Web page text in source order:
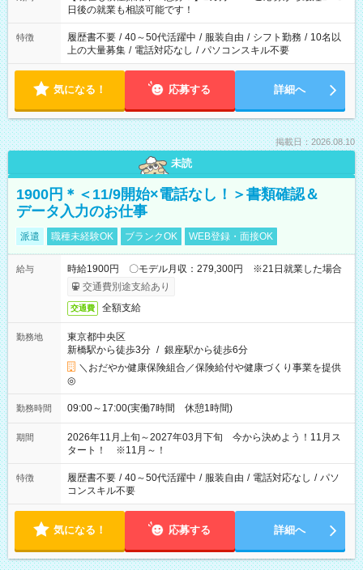
の方へ 今ご覧のお仕事で希望する勤務時間と、もう1つのお仕事
の勤務時間。 合計で週40時間を超える場合は応募できません。
日後の就業も相談可能です！
特徴 履歴書不要 / 40～50代活躍中 / 服装自由 / シフト勤務 / 10名以
上の大量募集 / 電話対応なし / パソコンスキル不要
気になる！ 応募する 詳細へ
掲載日：2026.08.10
未読
1900円＊＜11/9開始×電話なし！＞書類確認＆
データ入力のお仕事
派遣 職種未経験OK ブランクOK WEB登録・面接OK
給与
時給1900円 〇モデル月収：279,300円 ※21日就業した場合
交通費別途支給あり
交通費 全額支給
勤務地
東京都中央区
新橋駅から徒歩3分 / 銀座駅から徒歩6分
＼おだやか健康保険組合／保険給付や健康づくり事業を提供
◎
勤務時間 09:00～17:00(実働7時間 休憩1時間)
期間
2026年11月上旬～2027年03月下旬 今から決めよう！11月ス
タート！ ※11月～！
特徴 履歴書不要 / 40～50代活躍中 / 服装自由 / 電話対応なし / パソ
コンスキル不要
気になる！ 応募する 詳細へ